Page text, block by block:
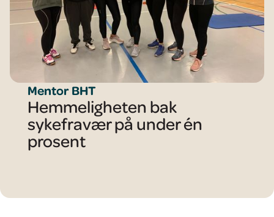
Mentor BHT
Hemmeligheten bak
sykefravær på under én
prosent